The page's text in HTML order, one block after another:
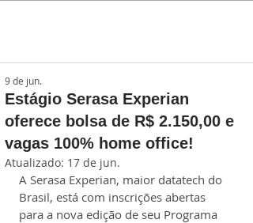
Estágio Serasa Experian
oferece bolsa de R$ 2.150,00 e
vagas 100% home office!
9 de jun.
Atualizado: 17 de jun.
A Serasa Experian, maior datatech do
Brasil, está com inscrições abertas
para a nova edição de seu Programa